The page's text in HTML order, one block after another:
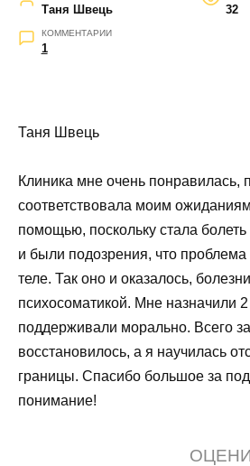
Таня Швець 32
КОММЕНТАРИИ
1
Таня Швець
Клиника мне очень понравилась,
соответствовала моим
помощью, поскольку стала
и были подозрения, что проблема
теле. Так оно и оказалось,
психосоматикой. Мне назначили
поддерживали морально. Всего
восстановилось, а я научилась
границы. Спасибо большое за
понимание!